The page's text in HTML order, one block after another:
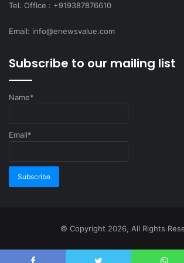
Tel. Office : +919387876610
Email: info@enewsvalue.com
Subscribe to our mailing list
Name*
Email*
© Copyright 2026, All Rights